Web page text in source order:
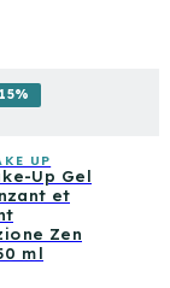
UP
Up Gel
et
Zen
ml